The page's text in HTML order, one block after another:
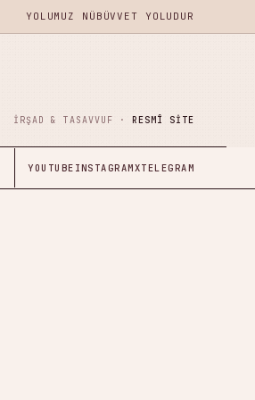
YOLUMUZ NÜBÜVVET YOLUDUR
İRŞAD & TASAVVUF · RESMÎ SITE
YOUTUBE INSTAGRAMXTELEGRAM